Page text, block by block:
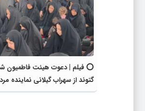
⭕️ فیلم | دعوت هیئت فاطمیون
گتوند از سهراب گیلانی نماینده
مراسم روضه حضرت زهرا (س)